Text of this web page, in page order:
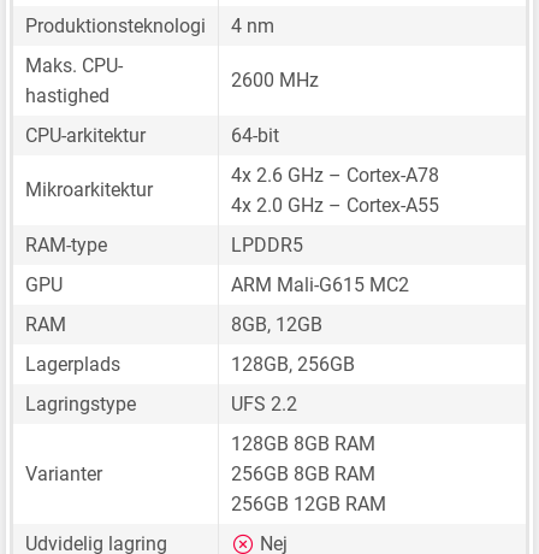
Produktionsteknologi
4 nm
Maks. CPU-
hastighed
2600 MHz
CPU-arkitektur 64-bit
Mikroarkitektur
4x 2.6 GHz – Cortex-A78
4x 2.0 GHz – Cortex-A55
RAM-type
LPDDR5
GPU
ARM Mali-G615 MC2
RAM
8GB, 12GB
Lagerplads
128GB, 256GB
Lagringstype
UFS 2.2
Varianter
128GB 8GB RAM
256GB 8GB RAM
256GB 12GB RAM
Udvidelig lagring
Nej